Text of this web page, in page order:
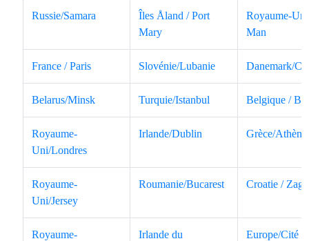
Russie/Samara
Îles Åland / Port
Mary
Royaume-
Man
France / Paris Slovénie/Lubanie Danemark/
Belarus/Minsk Turquie/Istanbul Belgique /
Royaume-
Uni/Londres
Irlande/Dublin Grèce/
Royaume-
Uni/Jersey
Roumanie/Bucarest Croatie /
Royaume-
Irlande du
Europe/Cité